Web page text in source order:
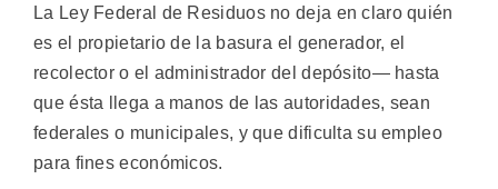
La Ley Federal de Residuos no deja en claro quién
es el propietario de la basura el generador, el
recolector o el administrador del depósito— hasta
que ésta llega a manos de las autoridades, sean
federales o municipales, y que dificulta su empleo
para fines económicos.